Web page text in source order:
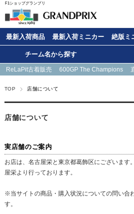
F1ショップグランプリ
最新入荷商品 最新入荷ミニカー 絶版ミ
チーム名から探す
ReLaPit古着販売 600GP The Champions
TOP 店舗について
店舗について
実店舗のご案内
お店は、名古屋栄と東京都葛飾区にございます
屋栄より行っております。
※当サイトの商品・購入状況についての問い合
す。